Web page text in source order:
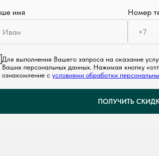
имя Номер
Для выполнения Вашего запроса на оказание
Ваших персональных данных. Нажимая кнопку
ознакомление с условиями обработки
ПОЛУЧИТЬ